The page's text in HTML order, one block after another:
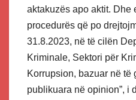
aktakuzës apo aktit. Dhe
procedurës që po
31.8.2023, në të cilën
Kriminale, Sektori për
Korrupsion, bazuar në të
publikuara në opinion”, i